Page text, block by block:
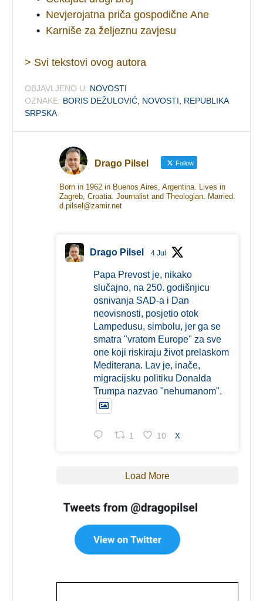
• Nevjerojatna priča gospodične Ane
• Karniše za željeznu zavjesu
> Svi tekstovi ovog autora
OBJAVLJENO U: NOVOSTI
OZNAKE: BORIS DEŽULOVIĆ NOVOSTI
REPUBLIKA
SRPSKA
Drago Pilsel Follow
Born in 1962 in Buenos Aires, Argentina. Lives in
Zagreb, Croatia. Journalist and Theologian. Married.
d.pilsel@zamir.net
Drago Pilsel 4 Jul
Papa Prevost je, nikako
slučajno, na 250. godišnjicu
osnivanja SAD-a i Dan
neovisnosti, posjetio otok
Lampedusu, simbolu, jer ga se
smatra "vratom Europe" za sve
one koji riskiraju život prelaskom
Mediterana. Lav je, inače,
migracijsku politiku Donalda
Trumpa nazvao "nehumanom".
1 10 X
Load More